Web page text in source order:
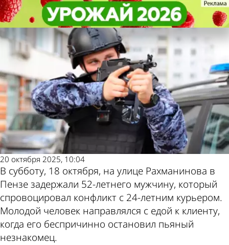
В Пензе пьяный мужчина хотел
подраться с доставщиком еды
Из жизни
20 октября 2025, 10:04
В субботу, 18 октября, на улице Рахманинова в
Пензе задержали 52-летнего мужчину, который
спровоцировал конфликт с 24-летним курьером.
Молодой человек направлялся с едой к клиенту,
когда его беспричинно остановил пьяный
незнакомец.
В Пензе пьяный мужчина хотел
подраться с доставщиком еды
Из жизни
Другие новости по
теме
Погода и курсы
валют в Пензе